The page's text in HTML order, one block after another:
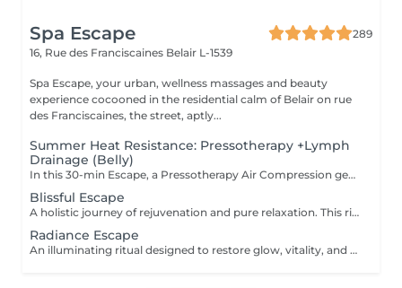
Spa Escape
289
16, Rue des Franciscaines Belair L-1539
Spa Escape, your urban, wellness massages and beauty
experience cocooned in the residential calm of Belair on rue
des Franciscaines, the street, aptly...
Summer Heat Resistance: Pressotherapy +Lymph
Drainage (Belly)
In this 30-min Escape, a Pressotherapy Air Compression gently tightens & relaxes the legs to boosts lymphatic drainage and reduces water retention. We add a Lymphatic Drainage Belly Massage to soothe tension and/or toxins caught in the tummy area. Your legs, and feet feel lighter, your body feels less bloated. This offer is available on Tuesday to Thursday from 10 to 3pm.
Blissful Escape
A holistic journey of rejuvenation and pure relaxation. This ritual begins with an anti-aging face massage, restoring radiance and vitality to the skin. A soothing head & scalp massage follows, melting away tension and calming the mind. The experience continues with a revitalizing foot scrub, completed by an indulgent foot and leg massage that stimulates circulation and brings balance to the whole body. A luxurious escape that blends beauty, relaxation, and renewal which leaves you in a state of true bliss.
Radiance Escape
An illuminating ritual designed to restore glow, vitality, and deep relaxation. Your journey begins with a rejuvenating anti-aging facial, which enhances skin radiance and promotes a youthful complexion. A revitalizing foot scrub follows, awakening the senses and preparing the body for total relaxation. The experience culminates in a full-body massage, releasing tension, soothing muscles, and harmonising the body and mind. A complete escape that unites beauty and well-being, leaving you radiant from head to toe.